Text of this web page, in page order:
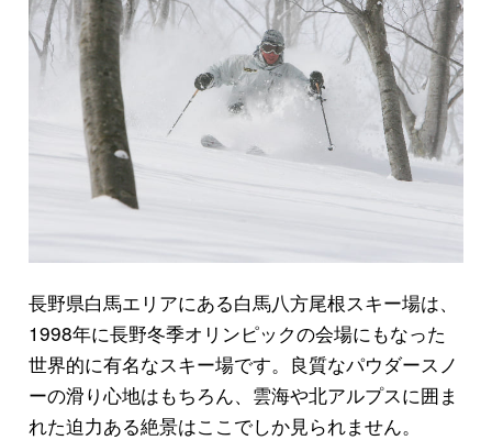
長野県白馬エリアにある白馬八方尾根スキー場は、
1998年に長野冬季オリンピックの会場にもなった
世界的に有名なスキー場です。良質なパウダースノ
ーの滑り心地はもちろん、雲海や北アルプスに囲ま
れた迫力ある絶景はここでしか見られません。